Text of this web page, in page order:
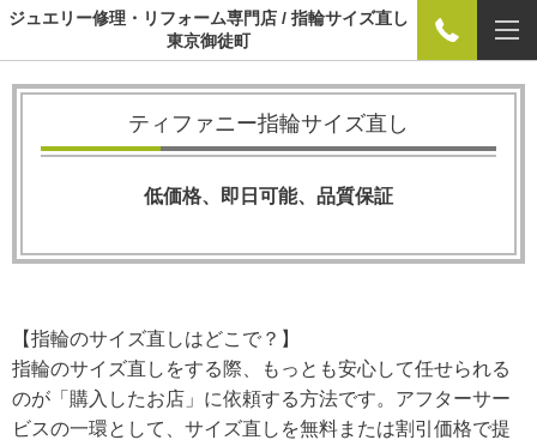
ジュエリー修理・リフォーム専門店 / 指輪サイズ直し
東京御徒町
ティファニー指輪サイズ直し
低価格、即日可能、品質保証
【指輪のサイズ直しはどこで？】
指輪のサイズ直しをする際、もっとも安心して任せられる
のが「購入したお店」に依頼する方法です。アフターサー
ビスの一環として、サイズ直しを無料または割引価格で提